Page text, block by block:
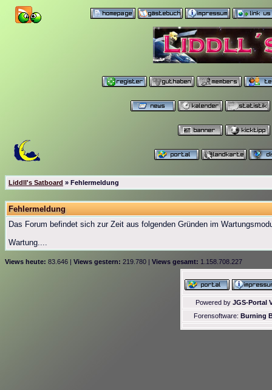
Liddll's Satboard » Fehlermeldung
Fehlermeldung
Das Forum befindet sich zur Zeit aus folgenden Gründen im
Wartung....
Views heute: 83.646 | Views gestern: 219.780 | Views gesamt: 1.158.708.227
Powered by JGS-Portal
Forensoftware: Burning